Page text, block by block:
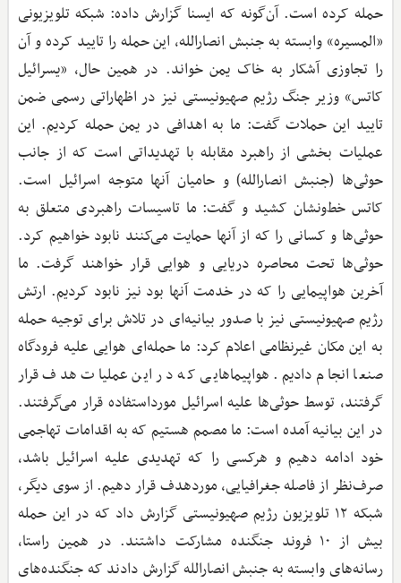
حمله کرده است. آن‌گونه که ایسنا گزارش داده: شبکه تلویزیونی
«المسیره» وابسته به جنبش انصارالله، این حمله را تایید کرده و آن
را تجاوزی آشکار به خاک یمن خواند. در همین حال، «یسرائیل
کاتس» وزیر جنگ رژیم صهیونیستی نیز در اظهاراتی رسمی ضمن
تایید این حملات گفت: ما به اهدافی در یمن حمله کردیم. این
عملیات بخشی از راهبرد مقابله با تهدیداتی است که از جانب
حوثی‌ها (جنبش انصارالله) و حامیان آنها متوجه اسرائیل است.
کاتس خط‌ونشان کشید و گفت: ما تاسیسات راهبردی متعلق به
حوثی‌ها و کسانی را که از آنها حمایت می‌کنند نابود خواهیم کرد.
حوثی‌ها تحت محاصره دریایی و هوایی قرار خواهند گرفت. ما
آخرین هواپیمایی را که در خدمت آنها بود نیز نابود کردیم. ارتش
رژیم صهیونیستی نیز با صدور بیانیه‌ای در تلاش برای توجیه حمله
به این مکان غیرنظامی اعلام کرد: ما حمله‌ای هوایی علیه فرودگاه
صنعا انجام دادیم. هواپیماهایی که در این عملیات هدف قرار
گرفتند، توسط حوثی‌ها علیه اسرائیل مورداستفاده قرار می‌گرفتند.
در این بیانیه آمده است: ما مصمم هستیم که به اقدامات تهاجمی
خود ادامه دهیم و هرکسی را که تهدیدی علیه اسرائیل باشد،
صرف‌نظر از فاصله جغرافیایی، مورد‌هدف قرار دهیم. از سوی دیگر،
شبکه ۱۲ تلویزیون رژیم صهیونیستی گزارش داد که در این حمله
بیش از ۱۰ فروند جنگنده مشارکت داشتند. در همین راستا،
رسانه‌های وابسته به جنبش انصارالله گزارش دادند که جنگنده‌های